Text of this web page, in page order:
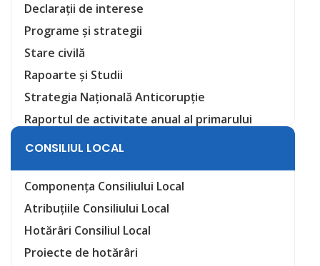
Declarații de interese
Programe și strategii
Stare civilă
Rapoarte și Studii
Strategia Națională Anticorupție
Raportul de activitate anual al primarului
CONSILIUL LOCAL
Componența Consiliului Local
Atribuțiile Consiliului Local
Hotărâri Consiliul Local
Proiecte de hotărâri